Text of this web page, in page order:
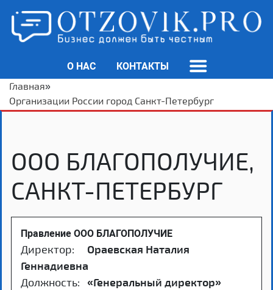
О НАС
КОНТАКТЫ
Главная»
Организации России город Санкт-Петербург
ООО БЛАГОПОЛУЧИЕ,
САНКТ-ПЕТЕРБУРГ
Правление ООО БЛАГОПОЛУЧИЕ
Директор:
Ораевская Наталия
Геннадиевна
Должность: «Генеральный директор»